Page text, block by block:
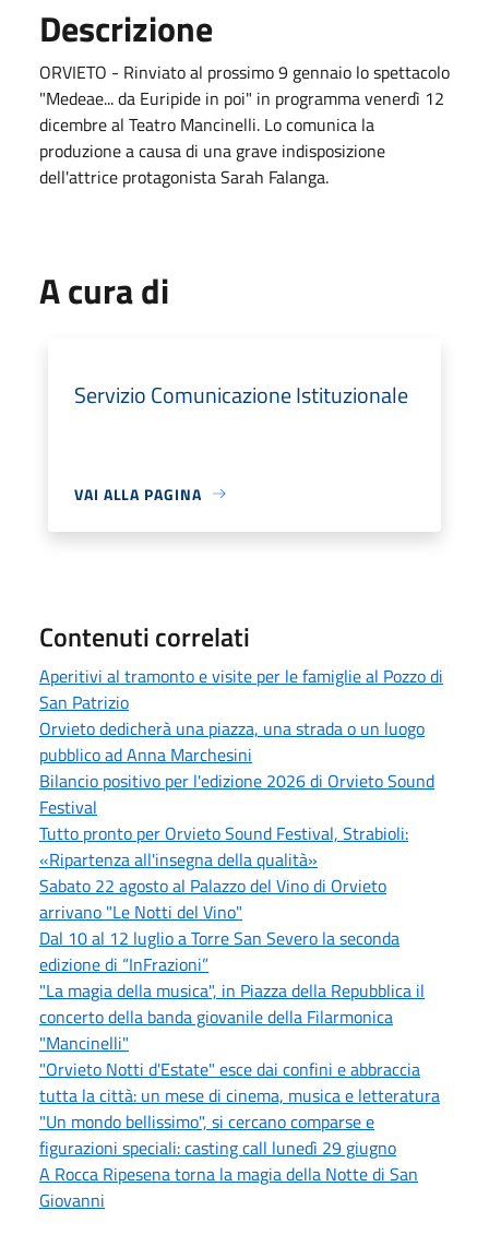
Descrizione
ORVIETO - Rinviato al prossimo 9 gennaio lo spettacolo
"Medeae... da Euripide in poi" in programma venerdì 12
dicembre al Teatro Mancinelli. Lo comunica la
produzione a causa di una grave indisposizione
dell'attrice protagonista Sarah Falanga.
A cura di
Servizio Comunicazione Istituzionale
VAI ALLA PAGINA
Contenuti correlati
Aperitivi al tramonto e visite per le famiglie al Pozzo di
San Patrizio
Orvieto dedicherà una piazza, una strada o un luogo
pubblico ad Anna Marchesini
Bilancio positivo per l'edizione 2026 di Orvieto Sound
Festival
Tutto pronto per Orvieto Sound Festival, Strabioli:
«Ripartenza all'insegna della qualità»
Sabato 22 agosto al Palazzo del Vino di Orvieto
arrivano "Le Notti del Vino"
Dal 10 al 12 luglio a Torre San Severo la seconda
edizione di “InFrazioni”
"La magia della musica", in Piazza della Repubblica il
concerto della banda giovanile della Filarmonica
"Mancinelli"
"Orvieto Notti d'Estate" esce dai confini e abbraccia
tutta la città: un mese di cinema, musica e letteratura
"Un mondo bellissimo", si cercano comparse e
figurazioni speciali: casting call lunedì 29 giugno
A Rocca Ripesena torna la magia della Notte di San
Giovanni